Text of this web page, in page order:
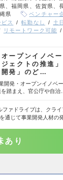
、福岡県、佐賀県、
県
ベンチャー
ス 転勤なし 土
リモートワーク可能
ープンイノベー
ェクトの推進
開発」のど…
開発・オープンイノベ
踏まえ、官公庁や自治…
ファドライブは、クラ
通じて事業開発人材の
あり